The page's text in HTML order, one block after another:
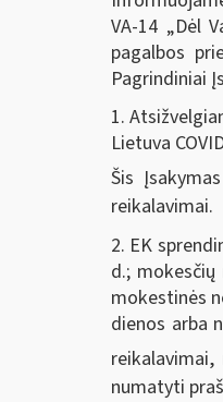
VA-14 „Dėl
pagalbos
Pagrindiniai
1.
Lietuva
Šis
reikalavimai.
2. EK
d.;
mokestinės
dienos arba
numatyti